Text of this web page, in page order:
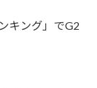
キング」でG2